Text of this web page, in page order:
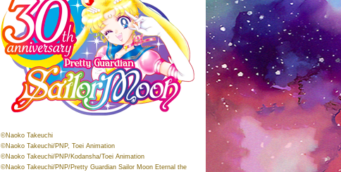
©Naoko Takeuchi
©Naoko Takeuchi/PNP, Toei Animation
©Naoko Takeuchi/PNP/Kodansha/Toei Animation
©Naoko Takeuchi/PNP/Pretty Guardian Sailor Moon Eternal the